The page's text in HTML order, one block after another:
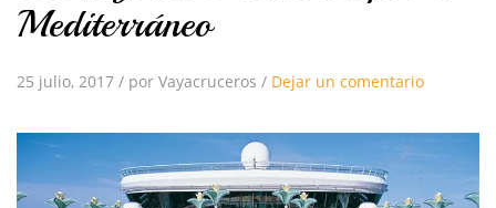
Mediterráneo
25 julio, 2017 / por Vayacruceros / Dejar un comentario